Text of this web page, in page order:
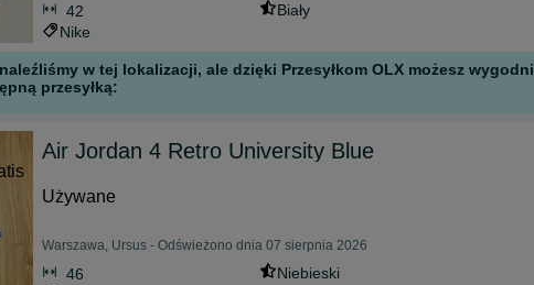
42
Biały
Nike
w tej lokalizacji, ale dzięki Przesyłkom OLX możesz
przesyłką:
Air Jordan 4 Retro University Blue
Używane
Warszawa, Ursus - Odświeżono dnia 07 sierpnia 2026
46
Niebieski